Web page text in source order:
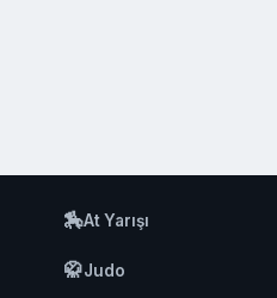
🏇At Yarışı
🥋Judo